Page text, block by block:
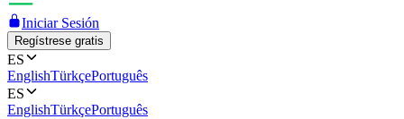
Iniciar Sesión
Regístrese gratis
ES
EnglishTürkçePortuguês
ES
EnglishTürkçePortuguês